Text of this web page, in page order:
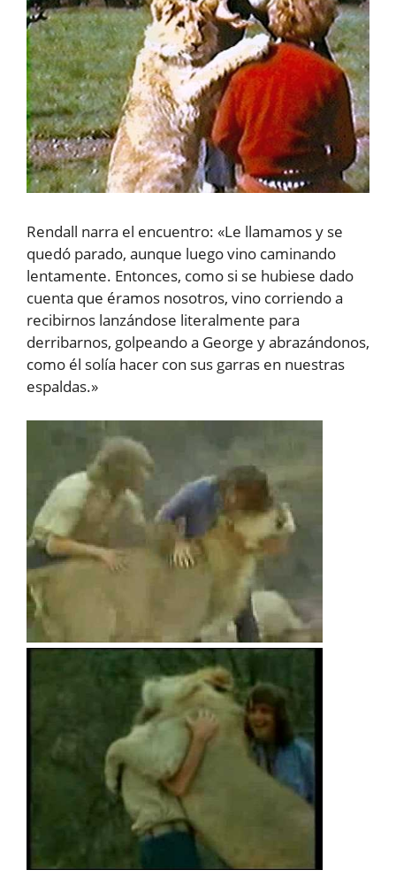
Rendall narra el encuentro: «Le llamamos y se
quedó parado, aunque luego vino caminando
lentamente. Entonces, como si se hubiese dado
cuenta que éramos nosotros, vino corriendo a
recibirnos lanzándose literalmente para
derribarnos, golpeando a George y abrazándonos,
como él solía hacer con sus garras en nuestras
espaldas.»